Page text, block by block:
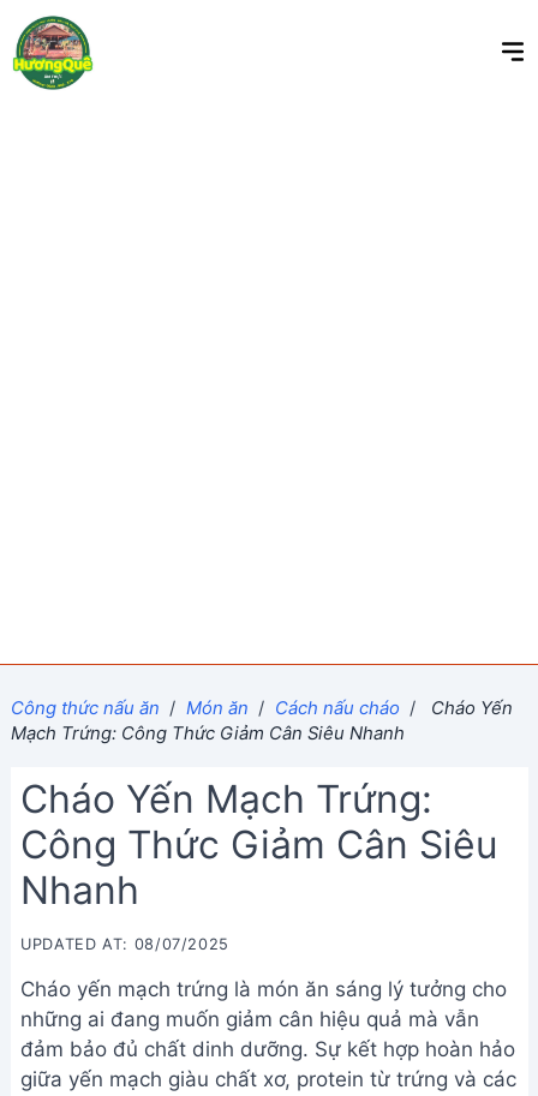
Công thức nấu ăn / Món ăn / Cách nấu cháo /
Cháo Yến
Mạch Trứng: Công Thức Giảm Cân Siêu Nhanh
Cháo Yến Mạch Trứng:
Công Thức Giảm Cân Siêu
Nhanh
UPDATED AT: 08/07/2025
Cháo yến mạch trứng là món ăn sáng lý tưởng cho
những ai đang muốn giảm cân hiệu quả mà vẫn
đảm bảo đủ chất dinh dưỡng. Sự kết hợp hoàn hảo
giữa yến mạch giàu chất xơ, protein từ trứng và các